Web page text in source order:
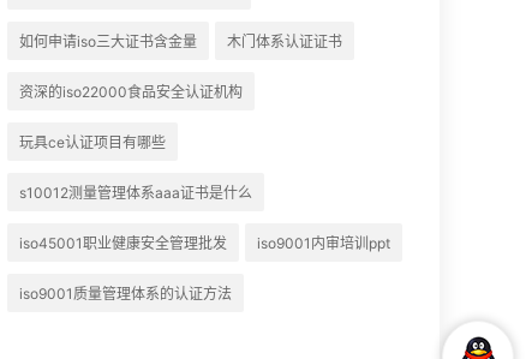
如何申请iso三大证书含金量 木门体系认证证书
资深的iso22000食品安全认证机构
玩具ce认证项目有哪些
s10012测量管理体系aaa证书是什么
iso45001职业健康安全管理批发 iso9001内审培训ppt
iso9001质量管理体系的认证方法